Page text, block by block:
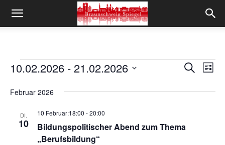
Veranstaltungen
Suche
SucheListe
10.02.2026 - 21.02.2026
wählen.
Februar 2026
DI.
10
Bildungspolitischer Abend zum Thema
„Berufsbildung“
10 Februar:18:00 -20:00